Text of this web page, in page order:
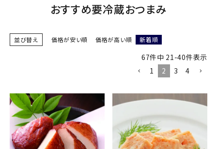
お酒別オススメ
お問い合わせ
ご利用ガイド
直営店
おすすめ要冷蔵おつまみ
並び替え 価格が安い順 価格が高い順 新着順
67件中 21 -40件表示
1
2 3 4